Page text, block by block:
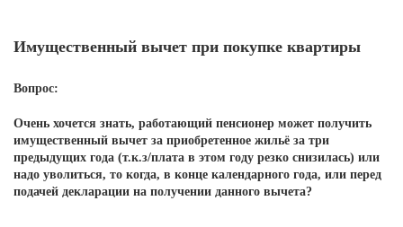
Имущественный вычет при покупке квартиры
Вопрос:
Очень хочется знать, работающий пенсионер может получить
имущественный вычет за приобретенное жильё за три
предыдущих года (т.к.з/плата в этом году резко снизилась) или
надо уволиться, то когда, в конце календарного года, или перед
подачей декларации на получении данного вычета?